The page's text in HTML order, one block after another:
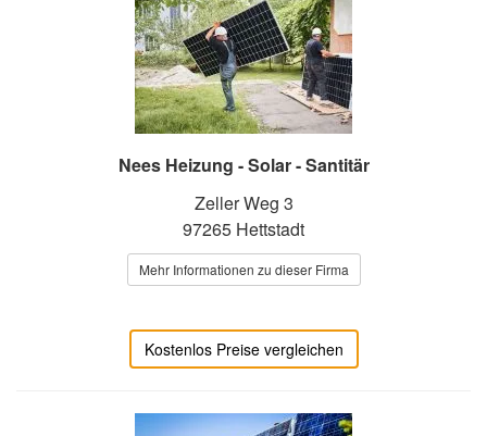
Nees Heizung - Solar - Santitär
Zeller Weg 3
97265 Hettstadt
Mehr Informationen zu dieser Firma
Kostenlos Preise vergleichen